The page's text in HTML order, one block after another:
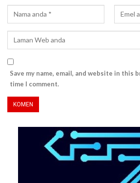
Save my name, email, and website in this
time I comment.